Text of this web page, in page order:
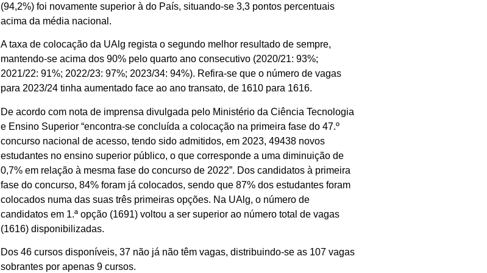
(94,2%) foi novamente superior à do País, situando-se 3,3 pontos percentuais
acima da média nacional.
A taxa de colocação da UAlg regista o segundo melhor resultado de sempre,
mantendo-se acima dos 90% pelo quarto ano consecutivo (2020/21: 93%;
2021/22: 91%; 2022/23: 97%; 2023/34: 94%). Refira-se que o número de vagas
para 2023/24 tinha aumentado face ao ano transato, de 1610 para 1616.
De acordo com nota de imprensa divulgada pelo Ministério da Ciência Tecnologia
e Ensino Superior “encontra-se concluída a colocação na primeira fase do 47.º
concurso nacional de acesso, tendo sido admitidos, em 2023, 49438 novos
estudantes no ensino superior público, o que corresponde a uma diminuição de
0,7% em relação à mesma fase do concurso de 2022”. Dos candidatos à primeira
fase do concurso, 84% foram já colocados, sendo que 87% dos estudantes foram
colocados numa das suas três primeiras opções. Na UAlg, o número de
candidatos em 1.ª opção (1691) voltou a ser superior ao número total de vagas
(1616) disponibilizadas.
Dos 46 cursos disponíveis, 37 não já não têm vagas, distribuindo-se as 107 vagas
sobrantes por apenas 9 cursos.